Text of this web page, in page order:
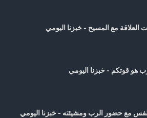
العلاقة مع المسيح - خبزنا اليومي
هو قوتكم - خبزنا اليومي
مع حضور الرب ومشيئته - خبزنا اليومي